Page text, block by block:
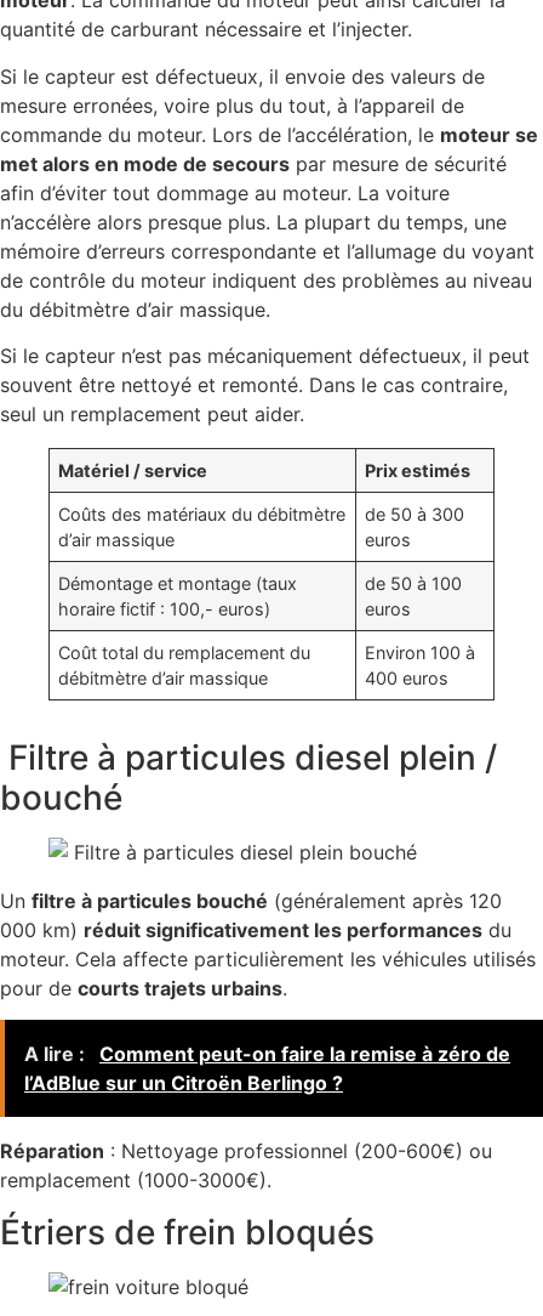
quantité de carburant nécessaire et l’injecter.
Si le capteur est défectueux, il envoie des valeurs de
mesure erronées, voire plus du tout, à l’appareil de
commande du moteur. Lors de l’accélération, le moteur se
met alors en mode de secours par mesure de sécurité
afin d’éviter tout dommage au moteur. La voiture
n’accélère alors presque plus. La plupart du temps, une
mémoire d’erreurs correspondante et l’allumage du voyant
de contrôle du moteur indiquent des problèmes au niveau
du débitmètre d’air massique.
Si le capteur n’est pas mécaniquement défectueux, il peut
souvent être nettoyé et remonté. Dans le cas contraire,
seul un remplacement peut aider.
Matériel / service Prix estimés
Coûts des matériaux du débitmètre
d’air massique
de 50 à 300
euros
Démontage et montage (taux
horaire fictif : 100,- euros)
de 50 à 100
euros
Coût total du remplacement du
débitmètre d’air massique
Environ 100 à
400 euros
Filtre à particules diesel plein /
bouché
Un filtre à particules bouché (généralement après 120
000 km) réduit significativement les performances du
moteur. Cela affecte particulièrement les véhicules utilisés
pour de courts trajets urbains.
A lire :
Comment peut-on faire la remise à zéro de
l’AdBlue sur un Citroën Berlingo ?
Réparation : Nettoyage professionnel (200-600€) ou
remplacement (1000-3000€).
Étriers de frein bloqués